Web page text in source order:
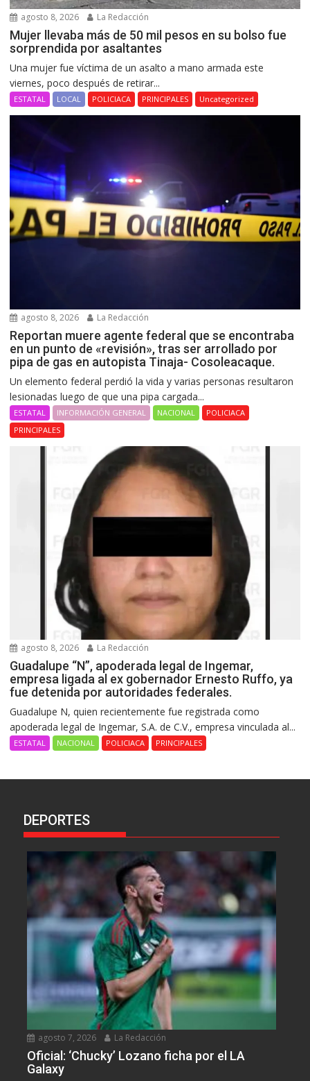
agosto 8, 2026 La Redacción
Mujer llevaba más de 50 mil pesos en su bolso fue
sorprendida por asaltantes
Una mujer fue víctima de un asalto a mano armada este
viernes, poco después de retirar...
ESTATAL LOCAL POLICIACA PRINCIPALES Uncategorized
agosto 8, 2026 La Redacción
Reportan muere agente federal que se encontraba
en un punto de «revisión», tras ser arrollado por
pipa de gas en autopista Tinaja- Cosoleacaque.
Un elemento federal perdió la vida y varias personas resultaron
lesionadas luego de que una pipa cargada...
ESTATAL INFORMACIÓN GENERAL NACIONAL
POLICIACA
PRINCIPALES
agosto 8, 2026 La Redacción
Guadalupe “N”, apoderada legal de Ingemar,
empresa ligada al ex gobernador Ernesto Ruffo, ya
fue detenida por autoridades federales.
Guadalupe N, quien recientemente fue registrada como
apoderada legal de Ingemar, S.A. de C.V., empresa vinculada al...
ESTATAL NACIONAL POLICIACA PRINCIPALES
DEPORTES
agosto 7, 2026 La Redacción
Oficial: ‘Chucky’ Lozano ficha por el LA
Galaxy